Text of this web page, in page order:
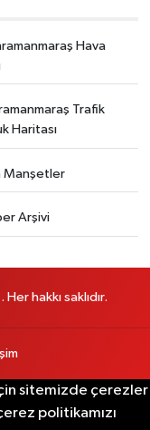
Hava
Trafik
Haritası
Manşetler
Arşivi
hakkı saklıdır.
sitemizde çerezler
politikamızı